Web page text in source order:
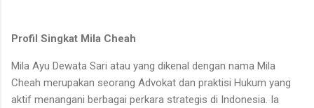
Profil Singkat Mila Cheah
Mila Ayu Dewata Sari atau yang dikenal dengan nama Mila
Cheah merupakan seorang Advokat dan praktisi Hukum yang
aktif menangani berbagai perkara strategis di Indonesia. Ia